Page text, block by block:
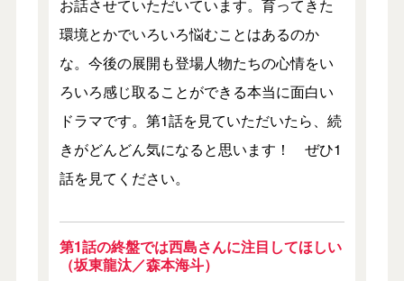
お話させていただいています。育ってきた
環境とかでいろいろ悩むことはあるのか
な。今後の展開も登場人物たちの心情をい
ろいろ感じ取ることができる本当に面白い
ドラマです。第1話を見ていただいたら、続
きがどんどん気になると思います！ ぜひ1
話を見てください。
第1話の終盤では西島さんに注目してほしい
（坂東龍汰／森本海斗）